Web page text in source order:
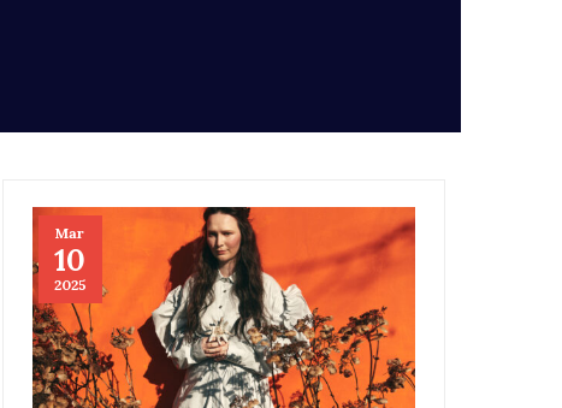
Mar
10
2025